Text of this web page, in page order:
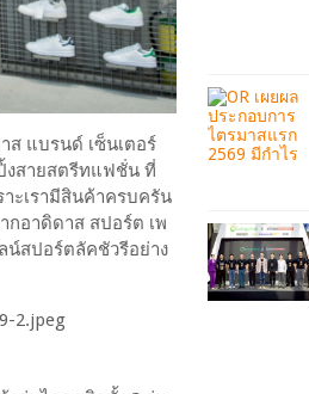
ส แบรนด์ เซ็นเตอร์
งสายสตรีทแฟชั่น ที่
ะเรามีสินค้าครบครัน
อาดิดาส สปอร์ต เพ
น์สปอร์ตลัคชัวรีอย่าง